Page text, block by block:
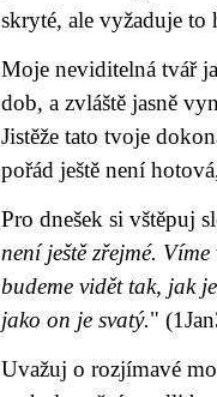
skryté, ale vyžaduje to
Moje neviditelná tvář
dob, a zvláště jasně
Jistěže tato tvoje
pořád ještě není
Pro dnešek si vštěpuj
není ještě zřejmé.
budeme vidět tak, jak
jako on je svatý."
Uvažuj o rozjímavé